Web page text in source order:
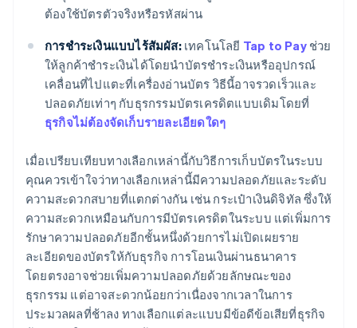
ต้องใช้บัตรตัวจริงหรือรหัสผ่าน
การชำระเงินแบบไร้สัมผัส:เทคโนโลยี Tap to Payช่วย
ให้ลูกค้าชำระเงินได้โดยนำบัตรชำระเงินหรืออุปกรณ์
เคลื่อนที่ไปแตะที่เครื่องอ่านบัตร วิธีนี้อาจรวดเร็วและ
ปลอดภัยเท่าๆ กับธุรกรรมบัตรเครดิตแบบเดิมโดยที่
ธุรกิจไม่ต้องจัดเก็บรายละเอียดใดๆ
เมื่อเปรียบเทียบทางเลือกเหล่านี้กับวิธีการเก็บบัตรในระบบ
คุณควรเข้าใจว่าทางเลือกเหล่านี้มีความปลอดภัยและระดับ
ความสะดวกสบายที่แตกต่างกัน เช่น กระเป๋าเงินดิจิทัล ซึ่งให้
ความสะดวกเหมือนกับการมีบัตรเครดิตในระบบ แต่เพิ่มการ
รักษาความปลอดภัยอีกชั้นหนึ่งด้วยการไม่เปิดเผยราย
ละเอียดของบัตรให้กับธุรกิจ การโอนเงินผ่านธนาคาร
โดยตรงอาจช่วยเพิ่มความปลอดภัยด้วยลักษณะของ
ธุรกรรม แต่อาจสะดวกน้อยกว่าเนื่องจากเวลาในการ
ประมวลผลที่ช้าลง ทางเลือกแต่ละแบบมีข้อดีข้อเสียที่ธุรกิจ